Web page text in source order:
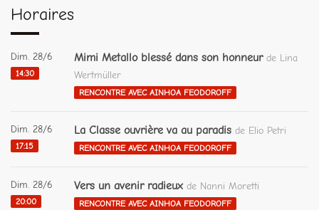
Horaires
Dim. 28/6
14:30
Mimi Metallo blessé dans son honneur de Lina
Wertmüller
RENCONTRE AVEC AINHOA FEODOROFF
Dim. 28/6
17:15
La Classe ouvrière va au paradis de Elio Petri
RENCONTRE AVEC AINHOA FEODOROFF
Dim. 28/6
20:00
Vers un avenir radieux de Nanni Moretti
RENCONTRE AVEC AINHOA FEODOROFF